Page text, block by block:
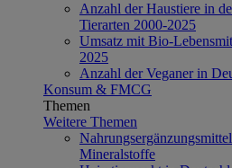
Anzahl der Haustiere in
Tierarten 2000-2025
Umsatz mit Bio-
2025
Anzahl der Veganer in
Konsum & FMCG
Themen
Weitere Themen
Mineralstoffe